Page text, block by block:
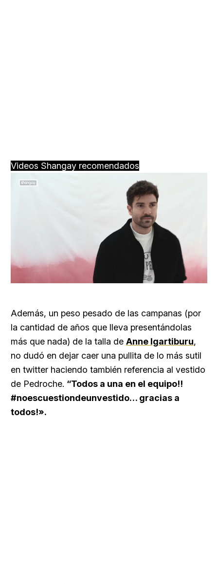
Videos Shangay recomendados
Loaded:
100.00%
Además, un peso pesado de las campanas (por
la cantidad de años que lleva presentándolas
más que nada) de la talla de Anne Igartiburu,
no dudó en dejar caer una pullita de lo más sutil
en twitter haciendo también referencia al vestido
de Pedroche. “Todos a una en el equipo!!
#noescuestiondeunvestido… gracias a
todos!».